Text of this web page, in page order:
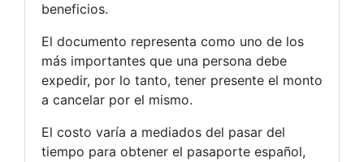
beneficios.
El documento representa como uno de los
más importantes que una persona debe
expedir, por lo tanto, tener presente el monto
a cancelar por el mismo.
El costo varía a mediados del pasar del
tiempo para obtener el pasaporte español,